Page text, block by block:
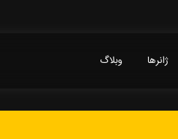
ژانرها وبلاگ